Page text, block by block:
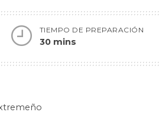
TIEMPO DE PREPARACIÓN
30 mins